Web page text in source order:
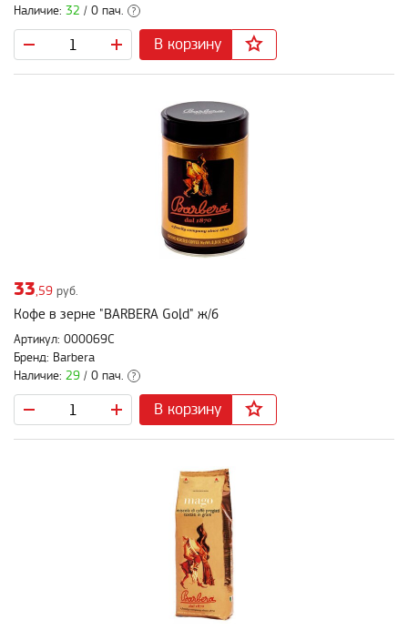
Наличие: 32 / 0 пач. ?
В корзину
33,59 руб.
Кофе в зерне "BARBERA Gold" ж/б
Артикул: 000069C
Бренд: Barbera
Наличие: 29 / 0 пач. ?
В корзину